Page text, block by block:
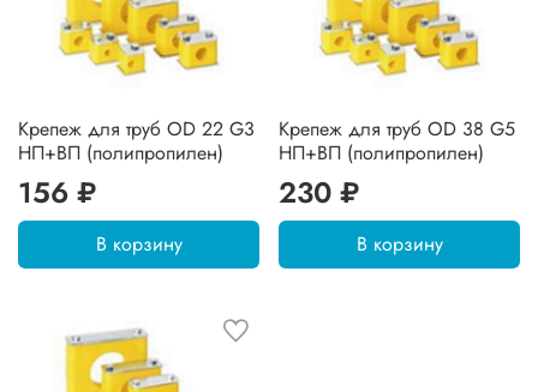
Крепеж для труб OD 22 G3
НП+ВП (полипропилен)
156 ₽
В корзину
Крепеж для труб OD 38 G5
НП+ВП (полипропилен)
230 ₽
В корзину